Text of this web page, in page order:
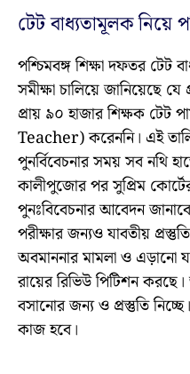
টেট বাধ্যতামূলক নিয়ে
পশ্চিমবঙ্গ শিক্ষা দফতর টেট
সমীক্ষা চালিয়ে জানিয়েছে
প্রায় ৯০ হাজার শিক্ষক
Teacher) করেননি। এই
পুনর্বিবেচনার সময় সব নথি
কালীপুজোর পর সুপ্রিম
পুনঃবিবেচনার আবেদন
পরীক্ষার জন্যও যাবতীয়
অবমাননার মামলা ও এড়ানো
রায়ের রিভিউ পিটিশন
বসানোর জন্য ও প্রস্তুতি
কাজ হবে।